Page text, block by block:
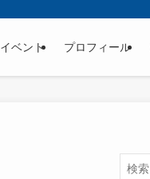
イベント プロフィール